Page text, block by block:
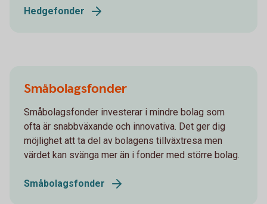
Hedgefonder
Småbolagsfonder
Småbolagsfonder investerar i mindre bolag som
ofta är snabbväxande och innovativa. Det ger dig
möjlighet att ta del av bolagens tillväxtresa men
värdet kan svänga mer än i fonder med större bolag.
Småbolagsfonder